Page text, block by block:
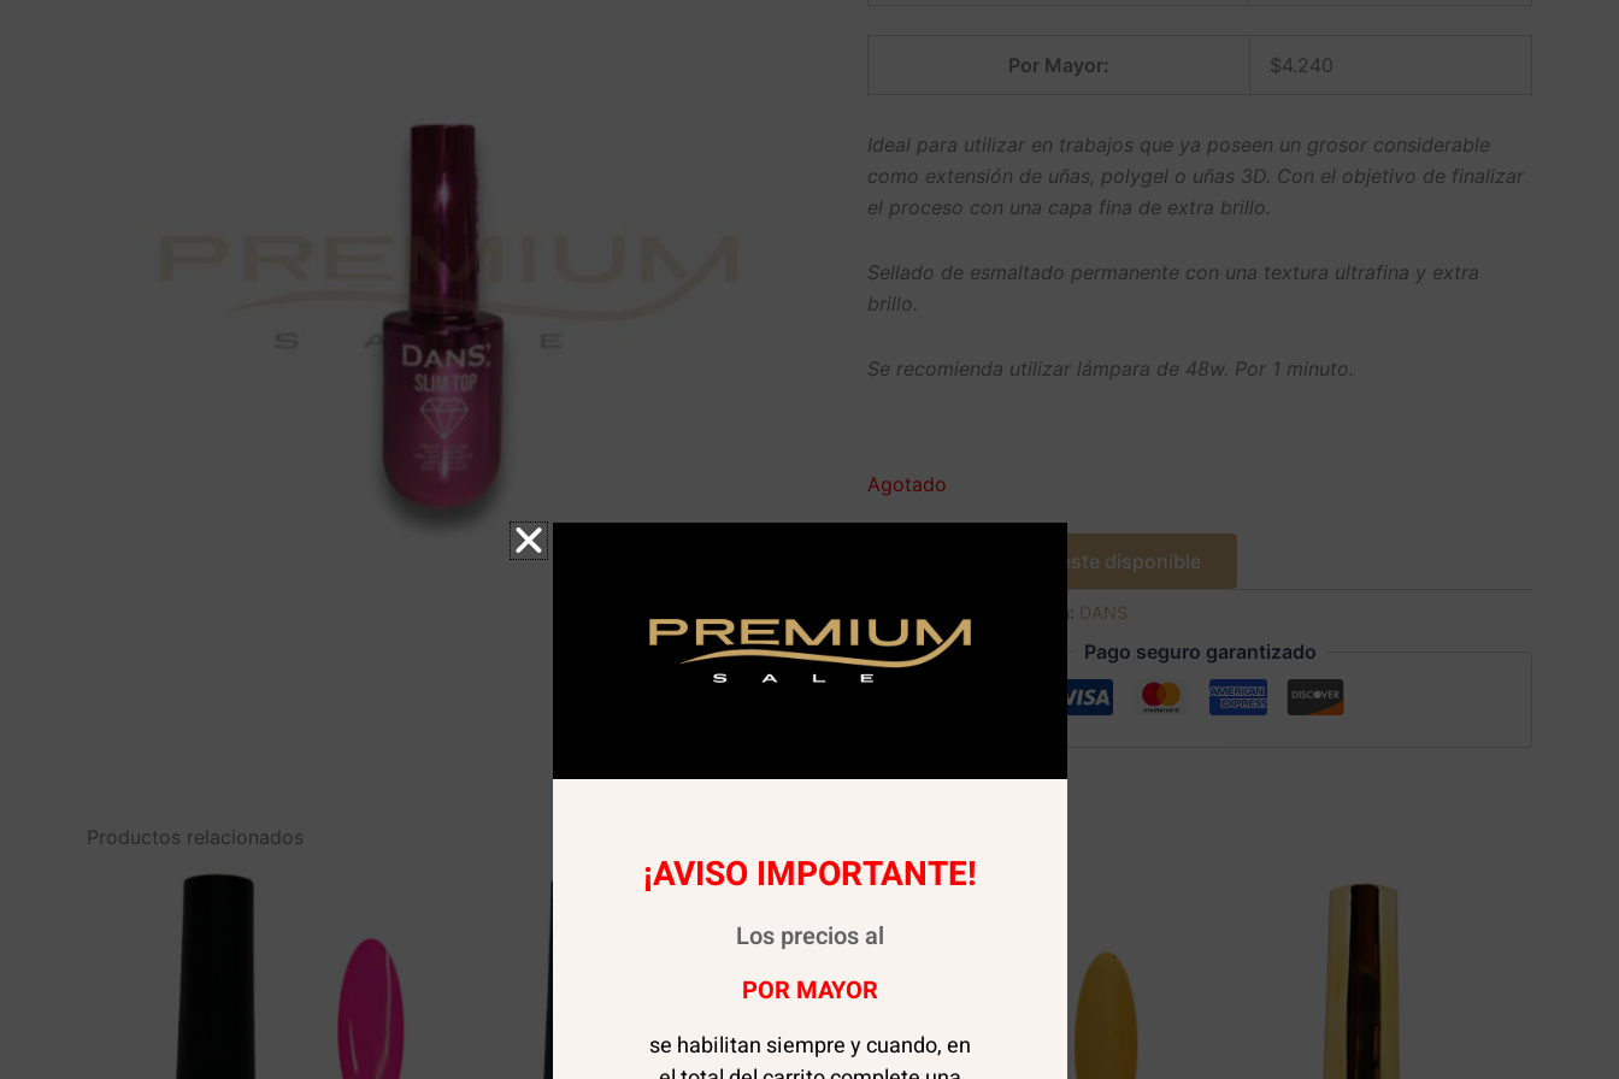
Por Mayor: $4.240
Ideal para utilizar en trabajos que ya poseen un grosor considerable
como extensión de uñas, polygel o uñas 3D. Con el objetivo de finalizar
el proceso con una capa fina de extra brillo.
Sellado de esmaltado permanente con una textura ultrafina y extra
brillo.
Se recomienda utilizar lámpara de 48w. Por 1 minuto.
Agotado
Avísame cuando este disponible
Categoría: DANS
Pago seguro garantizado
Productos relacionados
¡AVISO IMPORTANTE!
Los precios al
POR MAYOR
se habilitan siempre y cuando, en